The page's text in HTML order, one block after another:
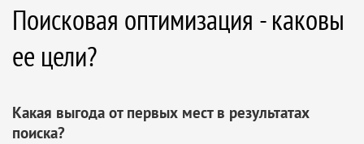
Поисковая оптимизация - каковы
ее цели?
Какая выгода от первых мест в результатах
поиска?